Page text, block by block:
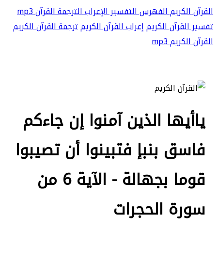
القرآن الكريمالفهرسالتفسيرالإعرابالترجمةالقرآن mp3
تفسير القرآن الكريمإعراب القرآن الكريمترجمة القرآن الكريم
القرآن الكريم mp3
ياأيها الذين آمنوا إن جاءكم
فاسق بنبإ فتبينوا أن تصيبوا
قوما بجهالة - الآية 6 من
سورة الحجرات